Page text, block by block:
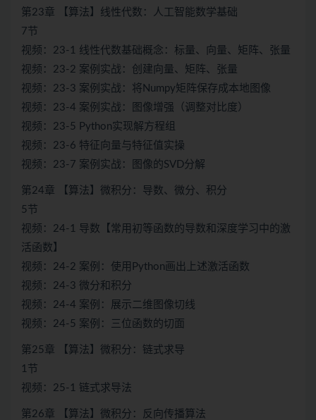
第23章 【算法】线性代数：人工智能数学基础
7节
视频：23-1 线性代数基础概念：标量、向量、矩阵、张量
视频：23-2 案例实战：创建向量、矩阵、张量
视频：23-3 案例实战：将Numpy矩阵保存成本地图像
视频：23-4 案例实战：图像增强（调整对比度）
视频：23-5 Python实现解方程组
视频：23-6 特征向量与特征值实操
视频：23-7 案例实战：图像的SVD分解
第24章 【算法】微积分：导数、微分、积分
5节
视频：24-1 导数【常用初等函数的导数和深度学习中的激
活函数】
视频：24-2 案例：使用Python画出上述激活函数
视频：24-3 微分和积分
视频：24-4 案例：展示二维图像切线
视频：24-5 案例：三位函数的切面
第25章 【算法】微积分：链式求导
1节
视频：25-1 链式求导法
第26章 【算法】微积分：反向传播算法